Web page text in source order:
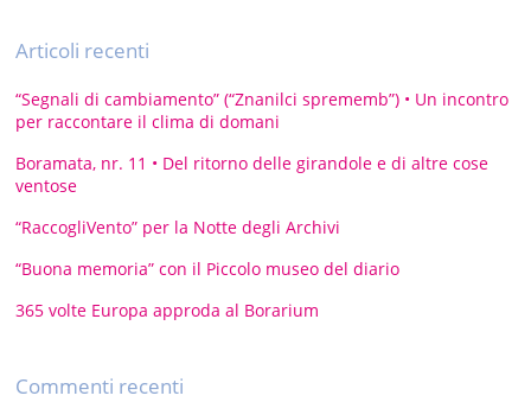
Articoli recenti
“Segnali di cambiamento” (“Znanilci sprememb”) • Un incontro
per raccontare il clima di domani
Boramata, nr. 11 • Del ritorno delle girandole e di altre cose
ventose
“RaccogliVento” per la Notte degli Archivi
“Buona memoria” con il Piccolo museo del diario
365 volte Europa approda al Borarium
Commenti recenti